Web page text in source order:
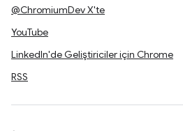
@ChromiumDev X'te
YouTube
LinkedIn'de Geliştiriciler için Chrome
RSS